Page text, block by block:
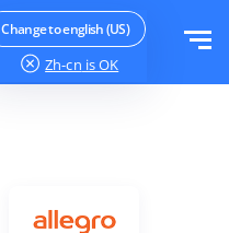
Change to english (US)
Zh-cn is OK
登录